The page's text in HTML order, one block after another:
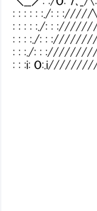
: : : : : :./: :
: : : : :./: :
: : : :./: :
: : :./: : ://////////
: : :i: